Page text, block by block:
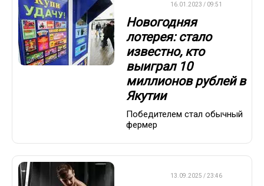
16.01.2023 / 09:51
Новогодняя
лотерея: стало
известно, кто
выиграл 10
миллионов рублей в
Якутии
Победителем стал обычный
фермер
13.09.2025 / 23:46